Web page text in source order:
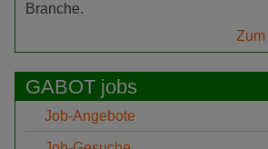
Branche.
GABOT jobs
Job-Angebote